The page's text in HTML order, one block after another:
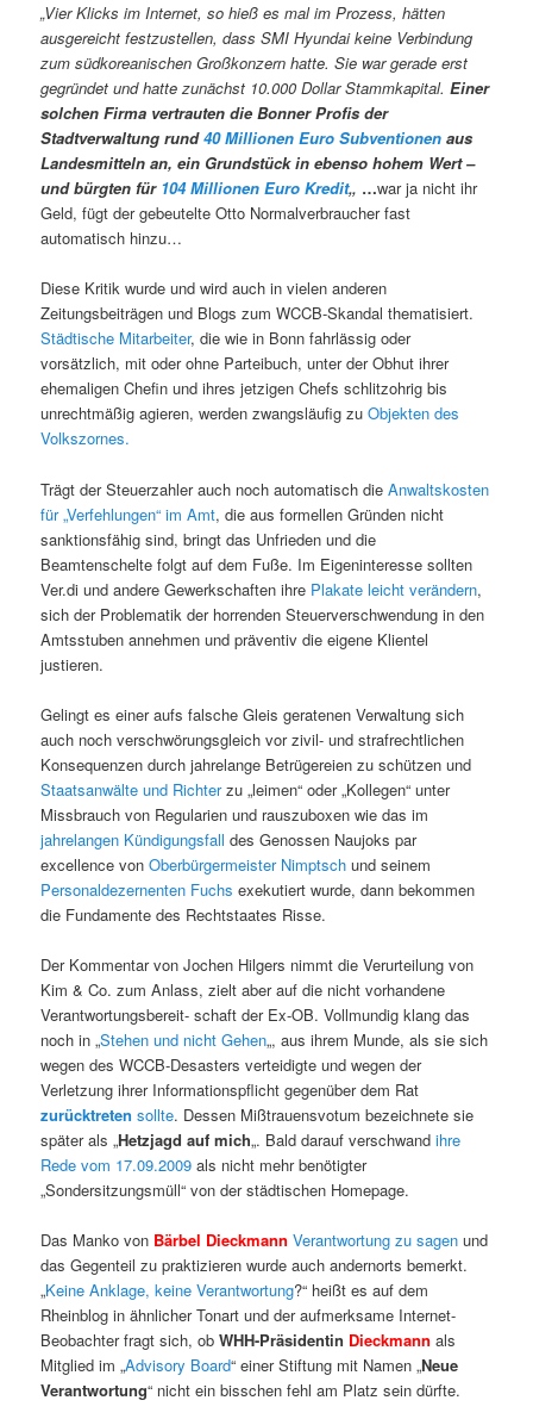
„Vier Klicks im Internet, so hieß es mal im Prozess, hätten
ausgereicht festzustellen, dass SMI Hyundai keine Verbindung
zum südkoreanischen Großkonzern hatte. Sie war gerade erst
gegründet und hatte zunächst 10.000 Dollar Stammkapital.Einer
solchen Firma vertrauten die Bonner Profis der
Stadtverwaltung rund40 Millionen Euro Subventionenaus
Landesmitteln an, ein Grundstück in ebenso hohem Wert –
und bürgten für 104 Millionen Euro Kredit„ …war ja nicht ihr
Geld, fügt der gebeutelte Otto Normalverbraucher fast
automatisch hinzu…
Diese Kritik wurde und wird auch in vielen anderen
Zeitungsbeiträgen und Blogs zum WCCB-Skandal thematisiert.
Städtische Mitarbeiter, die wie in Bonn fahrlässig oder
vorsätzlich, mit oder ohne Parteibuch, unter der Obhut ihrer
ehemaligen Chefin und ihres jetzigen Chefs schlitzohrig bis
unrechtmäßig agieren, werden zwangsläufig zuObjekten des
Volkszornes.
Trägt der Steuerzahler auch noch automatisch dieAnwaltskosten
für „Verfehlungen“ im Amt, die aus formellen Gründen nicht
sanktionsfähig sind, bringt das Unfrieden und die
Beamtenschelte folgt auf dem Fuße. Im Eigeninteresse sollten
Ver.di und andere Gewerkschaften ihre Plakate leicht verändern,
sich der Problematik der horrenden Steuerverschwendung in den
Amtsstuben annehmen und präventiv die eigene Klientel
justieren.
Gelingt es einer aufs falsche Gleis geratenen Verwaltung sich
auch noch verschwörungsgleich vor zivil- und strafrechtlichen
Konsequenzen durch jahrelange Betrügereien zu schützen und
Staatsanwälte und Richterzu „leimen“ oder „Kollegen“ unter
Missbrauch von Regularien und rauszuboxen wie das im
jahrelangen Kündigungsfalldes Genossen Naujoks par
excellence vonOberbürgermeister Nimptsch und seinem
Personaldezernenten Fuchs exekutiert wurde, dann bekommen
die Fundamente des Rechtstaates Risse.
Der Kommentar von Jochen Hilgers nimmt die Verurteilung von
Kim & Co. zum Anlass, zielt aber auf die nicht vorhandene
Verantwortungsbereit- schaft der Ex-OB. Vollmundig klang das
noch in „Stehen und nicht Gehen„, aus ihrem Munde, als sie sich
wegen des WCCB-Desasters verteidigte und wegen der
Verletzung ihrer Informationspflicht gegenüber dem Rat
zurücktreten sollte. Dessen Mißtrauensvotum bezeichnete sie
später als „Hetzjagd auf mich„. Bald darauf verschwandihre
Rede vom 17.09.2009 als nicht mehr benötigter
„Sondersitzungsmüll“ von der städtischen Homepage.
Das Manko von Bärbel Dieckmann Verantwortung zu sagen und
das Gegenteil zu praktizieren wurde auch andernorts bemerkt.
„Keine Anklage, keine Verantwortung?“ heißt es auf dem
Rheinblog in ähnlicher Tonart und der aufmerksame Internet-
Beobachter fragt sich, obWHH-Präsidentin Dieckmann als
Mitglied im „Advisory Board“ einer Stiftung mit Namen „Neue
Verantwortung“ nicht ein bisschen fehl am Platz sein dürfte.